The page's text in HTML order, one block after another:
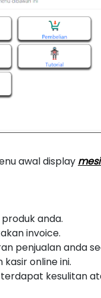
awal display
anda.
invoice.
penjualan anda
online ini.
kesulitan